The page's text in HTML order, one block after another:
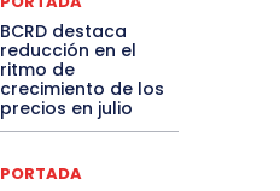
BCRD destaca
reducción en el
ritmo de
crecimiento de los
precios en julio
PORTADA